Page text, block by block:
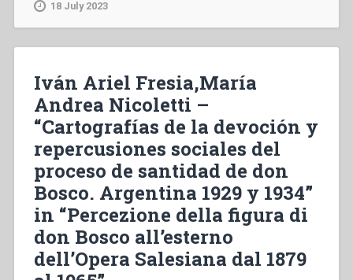
“Figura
de
don
en
Colombia”
in
“Percezione
della
figura
di
18 July 2023
Iván Ariel Fresia,María
Andrea Nicoletti –
“Cartografías de la devoción y
repercusiones sociales del
proceso de santidad de don
Bosco. Argentina 1929 y 1934”
in “Percezione della figura di
don Bosco all’esterno
dell’Opera Salesiana dal 1879